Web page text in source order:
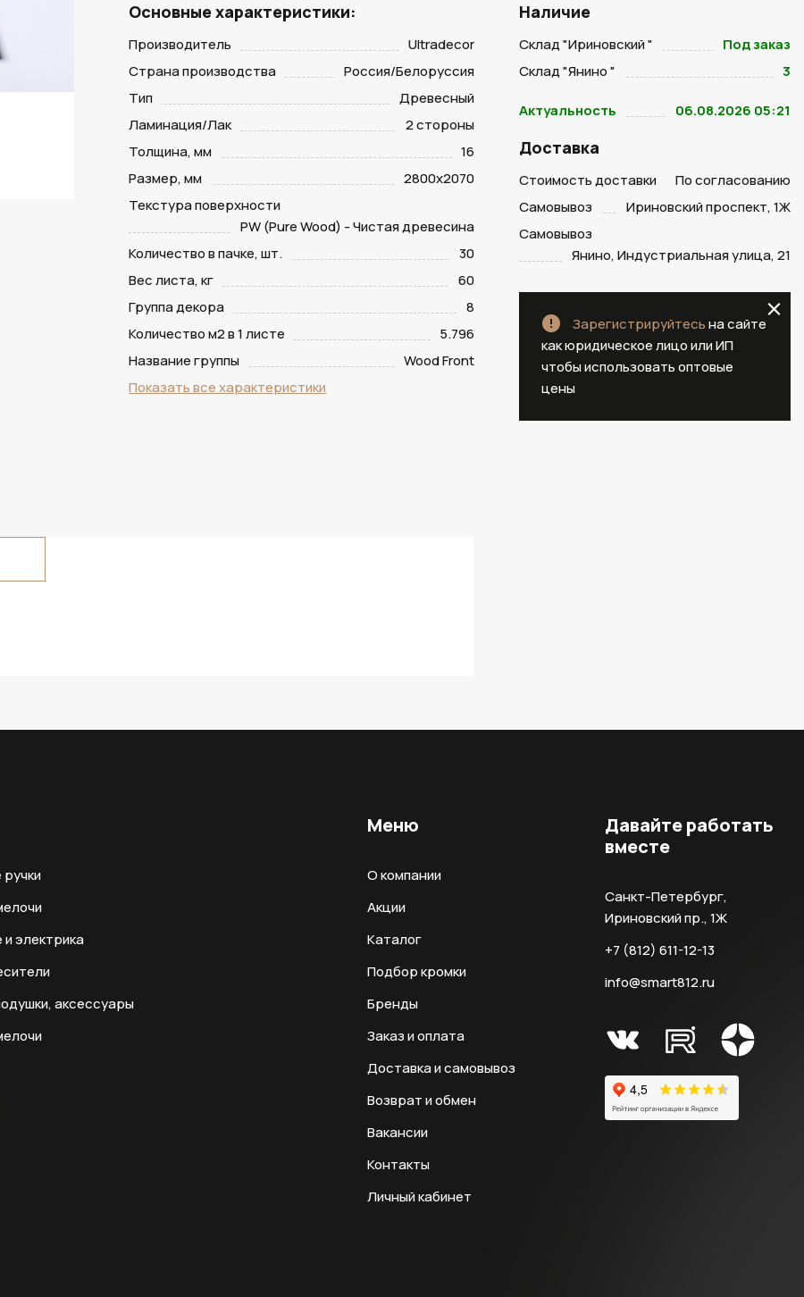
Основные характеристики:
Производитель
Ultradecor
Страна производства
Россия/Белоруссия
Тип
Древесный
Ламинация/Лак
2 стороны
Толщина, мм
16
Размер, мм
2800х2070
Текстура поверхности
PW (Pure Wood) - Чистая древесина
Количество в пачке, шт.
30
Вес листа, кг
60
Группа декора
8
Количество м2 в 1 листе
5.796
Название группы
Wood Front
Показать все характеристики
Наличие
Склад "Ириновский "
Под заказ
Склад "Янино "
3
Актуальность 06.08.2026 05:21
Доставка
Стоимость доставки
По согласованию
Самовывоз
Ириновский проспект, 1Ж
Самовывоз
Янино, Индустриальная улица, 21
Зарегистрируйтесьна сайте
как юридическое лицо или ИП
чтобы использовать оптовые
цены
электрика
аксессуары
Меню
О компании
Акции
Каталог
Подбор кромки
Бренды
Заказ и оплата
Доставка и самовывоз
Возврат и обмен
Вакансии
Контакты
Личный кабинет
Давайте работать
вместе
Санкт-Петербург,
Ириновский пр., 1Ж
+7 (812) 611-12-13
info@smart812.ru